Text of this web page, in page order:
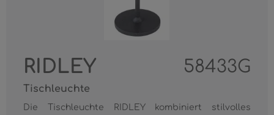
RIDLEY 58433G
Tischleuchte
Die Tischleuchte RIDLEY kombiniert stilvolles